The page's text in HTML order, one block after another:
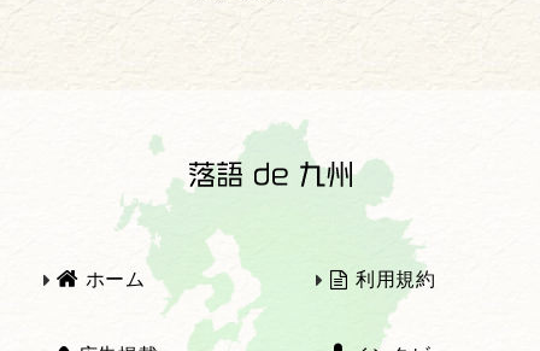
2022年
2021年 2020年
ホーム 利用規約